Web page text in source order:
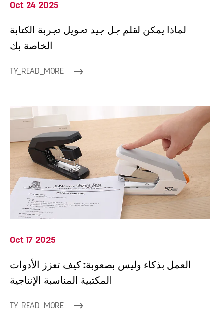
Oct 24 2025
لماذا يمكن لقلم جل جيد تحويل تجربة الكتابة
الخاصة بك
TY_READ_MORE
Oct 17 2025
العمل بذكاء وليس بصعوبة: كيف تعزز الأدوات
المكتبية المناسبة الإنتاجية
TY_READ_MORE